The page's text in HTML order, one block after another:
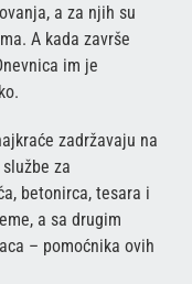
a za njih su
A kada završe
im je
zadržavaju na
za
betonirca, tesara i
a sa drugim
– pomoćnika ovih